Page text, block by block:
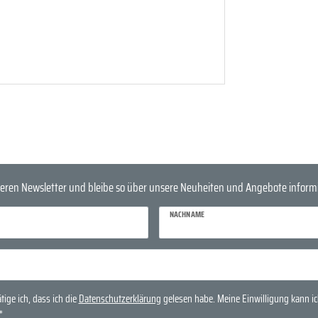
Newsletter und bleibe so über unsere Neuheiten und Angebote
NACHNAME
ich, dass ich dieDaten­schutz­erklärunggelesen habe. Meine Einwilligung kann